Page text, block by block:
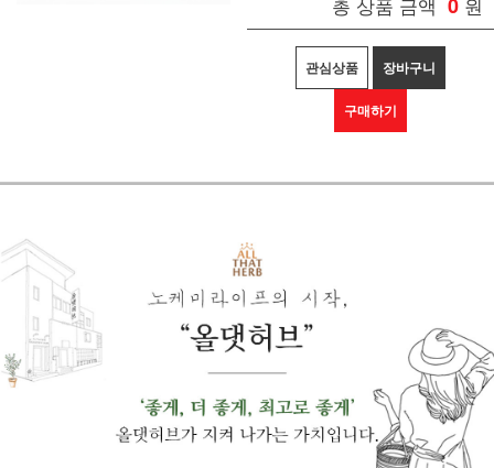
관심상품 장바구니
구매하기